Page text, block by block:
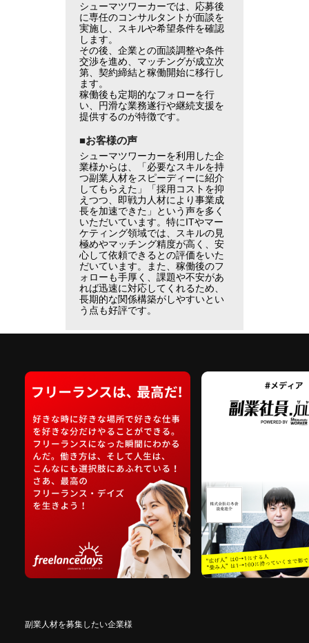
シューマツワーカーでは、応募後
に専任のコンサルタントが面談を
実施し、スキルや希望条件を確認
します。
その後、企業との面談調整や条件
交渉を進め、マッチングが成立次
第、契約締結と稼働開始に移行し
ます。
稼働後も定期的なフォローを行
い、円滑な業務遂行や継続支援を
提供するのが特徴です。
■お客様の声
シューマツワーカーを利用した企
業様からは、「必要なスキルを持
つ副業人材をスピーディーに紹介
してもらえた」「採用コストを抑
えつつ、即戦力人材により事業成
長を加速できた」という声を多く
いただいています。特にITやマー
ケティング領域では、スキルの見
極めやマッチング精度が高く、安
心して依頼できるとの評価をいた
だいています。また、稼働後のフ
ォローも手厚く、課題や不安があ
れば迅速に対応してくれるため、
長期的な関係構築がしやすいとい
う点も好評です。
副業人材を募集したい企業様